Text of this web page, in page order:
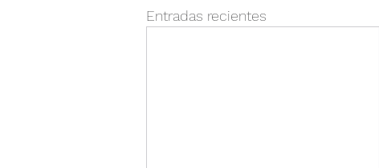
Entradas recientes